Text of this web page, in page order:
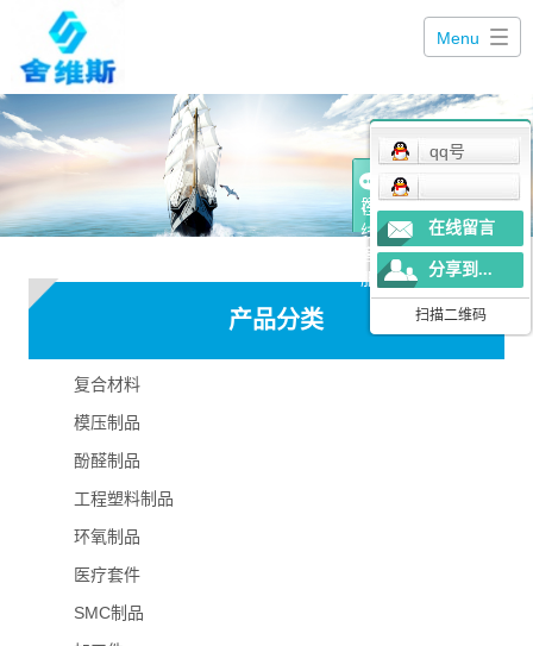
Menu
产品分类
复合材料
模压制品
酚醛制品
工程塑料制品
环氧制品
医疗套件
SMC制品
在
线
客
服
qq号
在线留言
分享到...
扫描二维码